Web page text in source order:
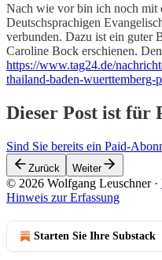
Nach wie vor bin ich noch mit
Deutschsprachigen
verbunden. Dazu ist ein guter
Caroline Bock erschienen.
https://www.tag24.de/
thailand-baden-
Dieser Post ist für
Sind Sie bereits ein Paid-
Zurück Weiter
© 2026 Wolfgang Leuschner·
Hinweis zur Erfassung
Starten Sie Ihre Substack